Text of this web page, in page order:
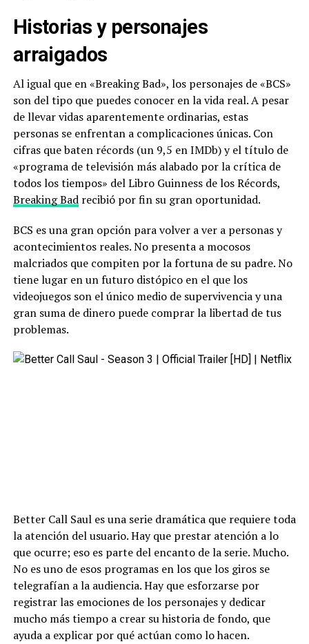
Historias y personajes
arraigados
Al igual que en «Breaking Bad», los personajes de «BCS»
son del tipo que puedes conocer en la vida real. A pesar
de llevar vidas aparentemente ordinarias, estas
personas se enfrentan a complicaciones únicas. Con
cifras que baten récords (un 9,5 en IMDb) y el título de
«programa de televisión más alabado por la crítica de
todos los tiempos» del Libro Guinness de los Récords,
Breaking Badrecibió por fin su gran oportunidad.
BCS es una gran opción para volver a ver a personas y
acontecimientos reales. No presenta a mocosos
malcriados que compiten por la fortuna de su padre. No
tiene lugar en un futuro distópico en el que los
videojuegos son el único medio de supervivencia y una
gran suma de dinero puede comprar la libertad de tus
problemas.
Better Call Saul es una serie dramática que requiere toda
la atención del usuario. Hay que prestar atención a lo
que ocurre; eso es parte del encanto de la serie. Mucho.
No es uno de esos programas en los que los giros se
telegrafían a la audiencia. Hay que esforzarse por
registrar las emociones de los personajes y dedicar
mucho más tiempo a crear su historia de fondo, que
ayuda a explicar por qué actúan como lo hacen.